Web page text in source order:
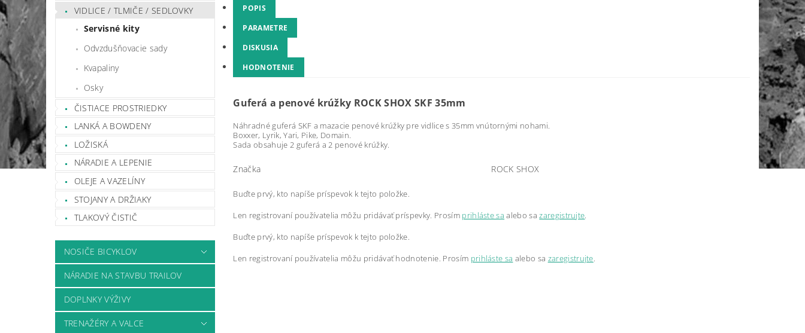
VIDLICE / TLMIČE / SEDLOVKY
Servisné kity
Odvzdušňovacie sady
Kvapaliny
Osky
ČISTIACE PROSTRIEDKY
LANKÁ A BOWDENY
LOŽISKÁ
NÁRADIE A LEPENIE
OLEJE A VAZELÍNY
STOJANY A DRŽIAKY
TLAKOVÝ ČISTIČ
NOSIČE BICYKLOV
NÁRADIE NA STAVBU TRAILOV
DOPLNKY VÝŽIVY
TRENAŽÉRY A VALCE
POPIS
PARAMETRE
DISKUSIA
HODNOTENIE
Guferá a penové krúžky ROCK SHOX SKF 35mm
Náhradné guferá SKF a mazacie penové krúžky pre vidlice s 35mm vnútornými nohami.
Boxxer, Lyrik, Yari, Pike, Domain.
Sada obsahuje 2 guferá a 2 penové krúžky.
Značka ROCK SHOX
Buďte prvý, kto napíše príspevok k tejto položke.
Len registrovaní používatelia môžu pridávať príspevky. Prosím prihláste sa alebo sazaregistrujte.
Buďte prvý, kto napíše príspevok k tejto položke.
Len registrovaní používatelia môžu pridávať hodnotenie. Prosím prihláste sa alebo sa zaregistrujte.